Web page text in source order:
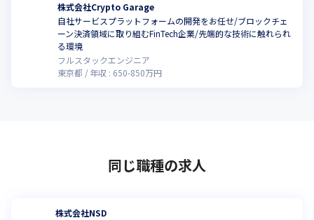
株式会社Crypto Garage
自社サービスプラットフォームの開発をお任せ/ブロックチェ
ーン決済領域に取り組むFinTech企業/先端的な技術に触れられ
る環境
フルスタックエンジニア
東京都
年収 : 650-850万円
同じ職種の求人
株式会社NSD